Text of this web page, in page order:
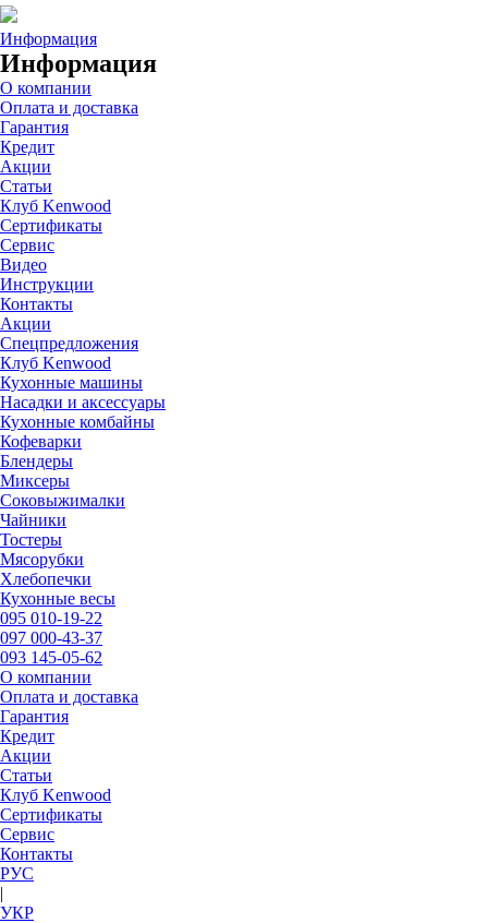
Информация
Информация
О компании
Оплата и доставка
Гарантия
Кредит
Акции
Статьи
Клуб Kenwood
Сертификаты
Сервис
Видео
Инструкции
Контакты
Акции
Спецпредложения
Клуб Kenwood
Кухонные машины
Насадки и аксессуары
Кухонные комбайны
Кофеварки
Блендеры
Миксеры
Соковыжималки
Чайники
Тостеры
Мясорубки
Хлебопечки
Кухонные весы
095 010-19-22
097 000-43-37
093 145-05-62
О компании
Оплата и доставка
Гарантия
Кредит
Акции
Статьи
Клуб Kenwood
Сертификаты
Сервис
Контакты
РУC
|
УКР